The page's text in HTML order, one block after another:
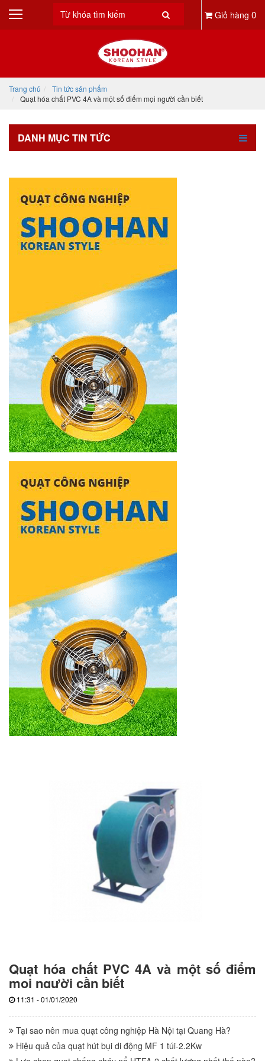
Giỏ hàng 0
Trang chủ
Tin tức sản phẩm
Quạt hóa chất PVC 4A và một số điểm mọi người cần biết
DANH MỤC TIN TỨC
Quạt hóa chất PVC 4A và một số điểm
mọi người cần biết
11:31 - 01/01/2020
Tại sao nên mua quạt công nghiệp Hà Nội tại Quang Hà?
Hiệu quả của quạt hút bụi di động MF 1 túi-2.2Kw